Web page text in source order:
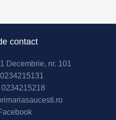
contact
Decembrie, nr. 101
0234215131
0234215218